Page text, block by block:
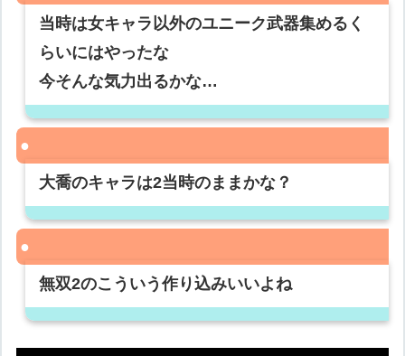
当時は女キャラ以外のユニーク武器集めるく
らいにはやったな
今そんな気力出るかな…
大喬のキャラは2当時のままかな？
無双2のこういう作り込みいいよね